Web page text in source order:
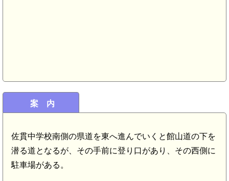
案 内
佐貫中学校南側の県道を東へ進んでいくと館山道の下を
潜る道となるが、その手前に登り口があり、その西側に
駐車場がある。